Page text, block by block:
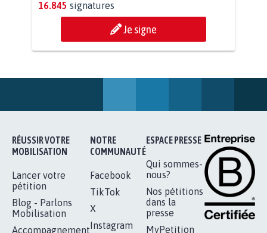
Je signe
AGRESSION DE MON FILS THÉO :
SOYONS TOUS MOBILISÉS...
16.845 signatures